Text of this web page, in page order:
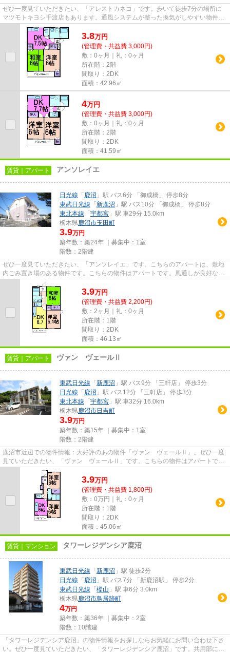
ぜひ一度見ていただきたい、「アレストカネコ」です。歩いて徒歩7分の場所に
マツモトキヨシ千渡店もあります。通風システムが整った換気がしやすい物件で
す。最上階の物件です。かぬま...
3.8万円
(管理費・共益費 3,000円)
敷：0ヶ月｜礼：0ヶ月
所在階：2階
間取り：2DK
面積：42.96㎡
4万円
(管理費・共益費 3,000円)
敷：0ヶ月｜礼：0ヶ月
所在階：2階
間取り：2DK
面積：41.59㎡
賃貸｜アパート アンソレイエ
日光線 「 鹿沼 」駅 バス6分 「御成橋」 停歩8分
東武日光線 「 新鹿沼 」駅 バス10分 「御成橋」 停歩8分
東北本線 「 宇都宮 」駅 車29分 15.0km
栃木県鹿沼市玉田町
3.9万円
築年数：築24年 ｜募集中： 1室
階数：2階建
ぜひ一度見ていただきたい、「アンソレイエ」です。こちらのアパートは、敷地
内ごみ置き場のある物件です。こちらの物件はアパートです。風通しが良好なの
で、いつでも新鮮な空気がは...
3.9万円
(管理費・共益費 2,200円)
敷：2ヶ月｜礼：0ヶ月
所在階：1階
間取り：2DK
面積：46.13㎡
賃貸｜アパート ヴァン ヴェールⅡ
東武日光線 「 新鹿沼 」駅 バス9分 「三軒店」 停歩3分
日光線 「 鹿沼 」駅 バス12分 「三軒店」 停歩3分
東北本線 「 宇都宮 」駅 車32分 16.0km
栃木県鹿沼市日吉町
3.9万円
築年数：築15年 ｜募集中： 1室
階数：2階建
鹿沼市近辺での物件情報：大好評のあの物件「ヴァン ヴェールⅡ」。ぜひ一度
見ていただきたい、「ヴァン ヴェールⅡ」です。こちらの物件はアパートで
す。住環境がよく通風良好で日も...
3.9万円
(管理費・共益費 1,800円)
敷：0万円｜礼：0ヶ月
所在階：1階
間取り：2DK
面積：45.06㎡
賃貸｜マンション タワーレジデンシア鹿沼
東武日光線 「 新鹿沼 」駅 徒歩2分
日光線 「 鹿沼 」駅 バス7分 「新鹿沼駅」 停歩2分
東武日光線 「 樅山 」駅 車6分 3.0km
栃木県鹿沼市鳥居跡町
4万円
築年数：築36年 ｜募集中： 2室
階数：10階建
「タワーレジデンシア鹿沼」の物件情報をお探しならお気軽にお問い合わせ下さ
い。ぜひ一度見ていただきたい、「タワーレジデンシア鹿沼」です。共用部には